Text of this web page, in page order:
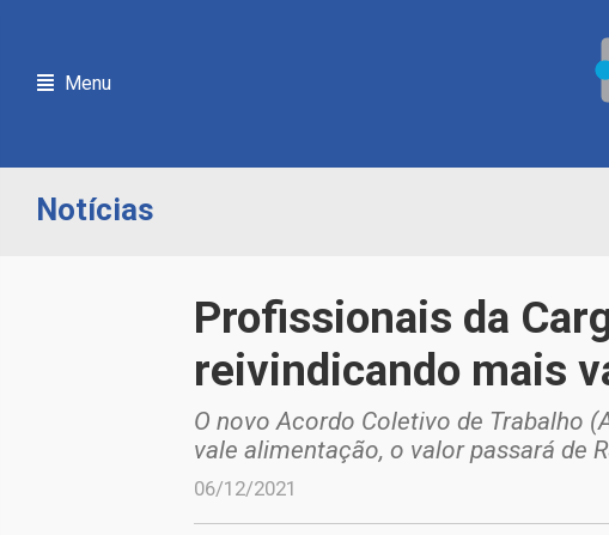
Menu
Notícias
Profissionais da
reivindicando mais
O novo Acordo Coletivo de Trabalho
vale alimentação, o valor passará de
06/12/2021